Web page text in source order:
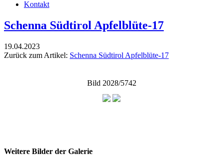
Kontakt
Schenna Südtirol Apfelblüte-17
19.04.2023
Zurück zum Artikel: Schenna Südtirol Apfelblüte-17
Bild 2028/5742
Weitere Bilder der Galerie